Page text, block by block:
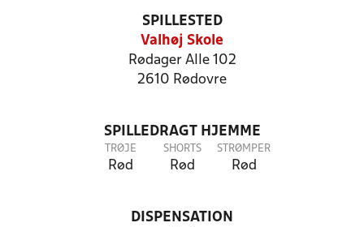
SPILLESTED
Valhøj Skole
Rødager Alle 102
2610 Rødovre
SPILLEDRAGT HJEMME
TRØJE
Rød
SHORTS
Rød
STRØMPER
Rød
DISPENSATION